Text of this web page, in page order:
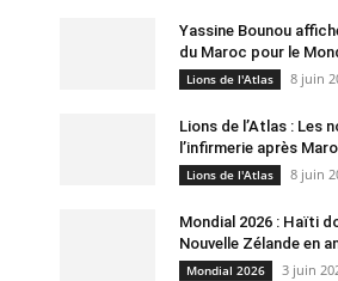
Yassine Bounou
du Maroc pour le
Lions de l'Atlas 8 juin
Lions de l’Atlas : Les
l’infirmerie après
Lions de l'Atlas 8 juin
Mondial 2026 : Haïti
Nouvelle Zélande en
Mondial 2026 3 juin